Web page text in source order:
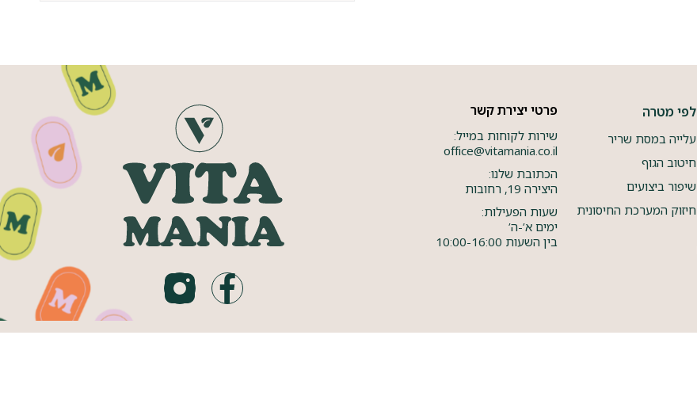
לפי מטרה
עלייה במסת שריר
חיטוב הגוף
שיפור ביצועים
חיזוק המערכת החיסונית
פרטי יצירת קשר
שירות לקוחות במייל:
office@vitamania.co.il
הכתובת שלנו:
היצירה 19, רחובות
שעות הפעילות:
ימים א’-ה’
בין השעות 10:00-16:00